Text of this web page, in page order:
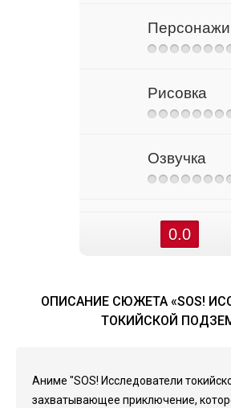
Персонажи
Рисовка
Озвучка
0.0
ОПИСАНИЕ СЮЖЕТА «SOS!
ТОКИЙСКОЙ
Аниме "SOS! Исследователи
захватывающее приключение,